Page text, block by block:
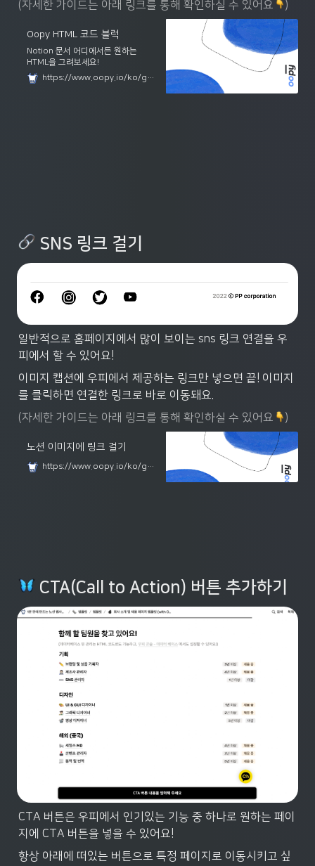
(자세한 가이드는 아래 링크를 통해 확인하실 수 있어요 )
Oopy HTML 코드 블럭
Notion 문서 어디에서든 원하는
HTML을 그려보세요!
https://www.oopy.io/ko/guides/oopy-html-code-block
SNS 링크 걸기
일반적으로 홈페이지에서 많이 보이는 sns 링크 연결을 우
피에서 할 수 있어요!
이미지 캡션에 우피에서 제공하는 링크만 넣으면 끝! 이미지
를 클릭하면 연결한 링크로 바로 이동돼요.
(자세한 가이드는 아래 링크를 통해 확인하실 수 있어요
)
노션 이미지에 링크 걸기
https://www.oopy.io/ko/guides/image-link
CTA(Call to Action) 버튼 추가하기
CTA 버튼은 우피에서 인기있는 기능 중 하나로 원하는 페이
지에 CTA 버튼을 넣을 수 있어요!
항상 아래에 떠있는 버튼으로 특정 페이지로 이동시키고 싶